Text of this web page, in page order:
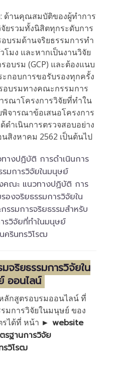
คุณสมบัติของผู้ทำการ
ยรวมทั้งนิสิตทุกระดับการ
บรมด้านจริยธรรมการทำ
มง และหากเป็นงานวิจัย
อบรม (GCP) และต้องแนบ
กอบการขอรับรองทุกครั้ง
อบรมทางคณะกรรมการ
รณาโครงการวิจัยที่ทำใน
จารณาข้อเสนอโครงการ
ดำเนินการตรวจสอบอย่าง
นสิงหาคม 2562 เป็นต้นไป
างปฏิบัติ การดำเนินการ
มการวิจัยในมนุษย์
คณะ แนวทางปฏิบัติ การ
องจริยธรรมการวิจัยใน
รมการจริยธรรมสำหรับ
รวิจัยที่ทำในมนุษย์
ครินทรวิโรฒ
จริยธรรมการวิจัยใน
ออนไลน์
ลักสูตรอบรมออนไลน์ ที่
มการวิจัยในมนุษย์ ของ
ได้ที่ หน้า ► website​​​​​​​
รฐานการวิจัย
รวิโรฒ